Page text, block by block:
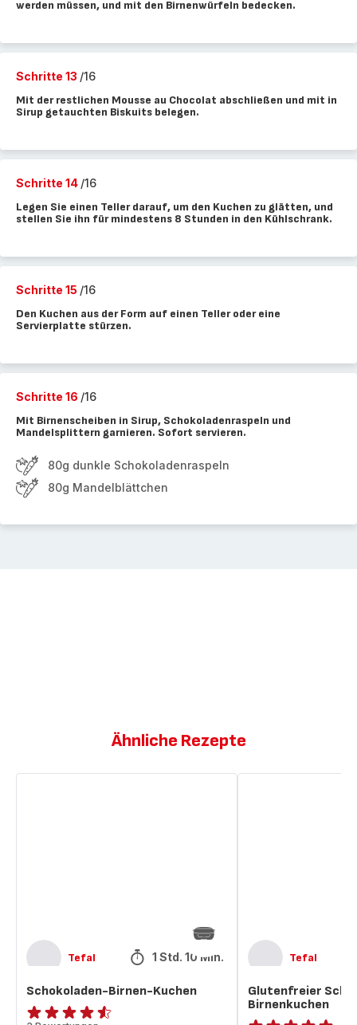
werden müssen, und mit den Birnenwürfeln bedecken.
Schritte 13 /16
Mit der restlichen Mousse au Chocolat abschließen und mit in
Sirup getauchten Biskuits belegen.
Schritte 14 /16
Legen Sie einen Teller darauf, um den Kuchen zu glätten, und
stellen Sie ihn für mindestens 8 Stunden in den Kühlschrank.
Schritte 15 /16
Den Kuchen aus der Form auf einen Teller oder eine
Servierplatte stürzen.
Schritte 16 /16
Mit Birnenscheiben in Sirup, Schokoladenraspeln und
Mandelsplittern garnieren. Sofort servieren.
80g dunkle Schokoladenraspeln
80g Mandelblättchen
Ähnliche Rezepte
Tefal 1 Std. 10 Min.
Schokoladen-Birnen-Kuchen
Tefal
Glutenfreier
Birnenkuchen